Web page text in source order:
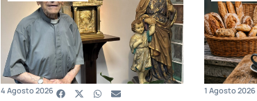
4 Agosto 2026 1 Agosto 2026